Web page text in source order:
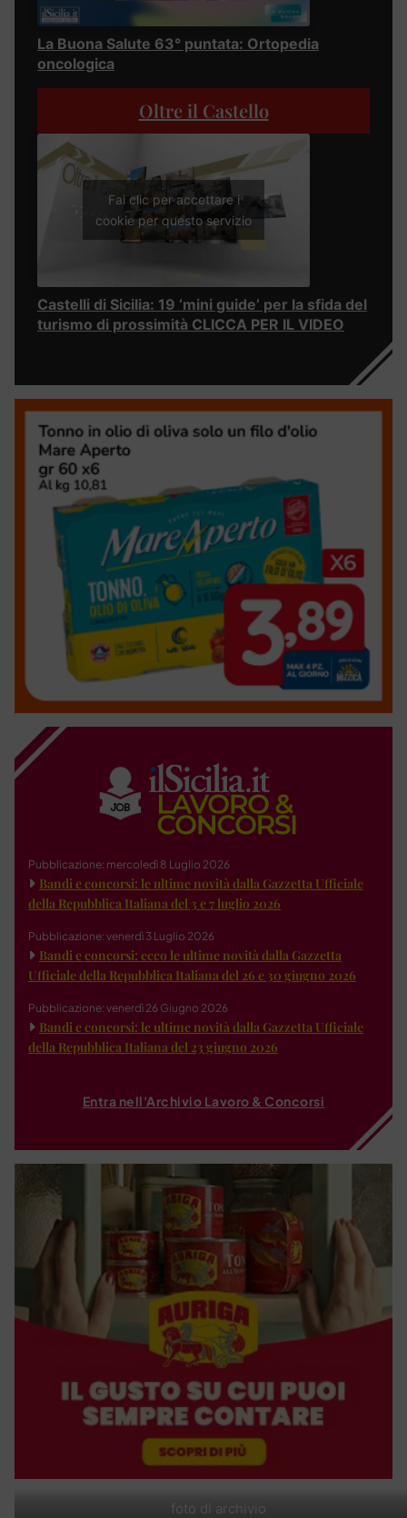
foto di archivio
La Buona Salute 63° puntata: Ortopedia
oncologica
Oltre il Castello
Fai clic per accettare i
cookie per questo servizio
Castelli di Sicilia: 19 ‘mini guide’ per la sfida del
turismo di prossimità CLICCA PER IL VIDEO
Pubblicazione: mercoledì 8 Luglio 2026
Bandi e concorsi: le ultime novità dalla Gazzetta Ufficiale
della Repubblica Italiana del 3 e 7 luglio 2026
Pubblicazione: venerdì 3 Luglio 2026
Bandi e concorsi: ecco le ultime novità dalla Gazzetta
Ufficiale della Repubblica Italiana del 26 e 30 giugno 2026
Pubblicazione: venerdì 26 Giugno 2026
Bandi e concorsi: le ultime novità dalla Gazzetta Ufficiale
della Repubblica Italiana del 23 giugno 2026
Entra nell'Archivio Lavoro & Concorsi